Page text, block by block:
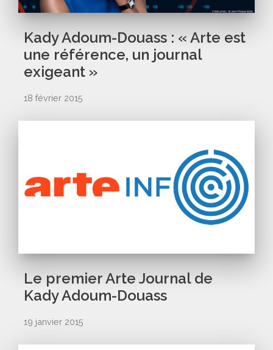
Kady Adoum-Douass : « Arte est
une référence, un journal
exigeant »
18 février 2015
Le premier Arte Journal de
Kady Adoum-Douass
19 janvier 2015